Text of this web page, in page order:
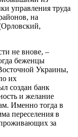
управления труда
на
не внове, –
беженцы
Украины,
их
создан банк
и желание
Именно тогда в
переселения в
за